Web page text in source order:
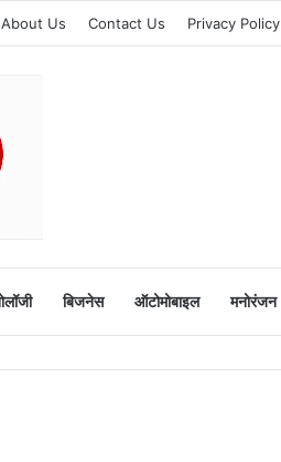
About Us Contact Us Privacy Policy
बिजनेस ऑटोमोबाइल मनोरंजन